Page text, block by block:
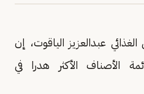
عبدالعزيز الياقوت، إن
الأصناف الأكثر هدرا في